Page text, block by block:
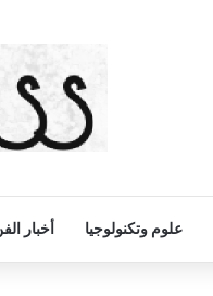
علوم وتكنولوجيا أخبار